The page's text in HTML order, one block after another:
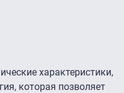
характеристики,
которая позволяет